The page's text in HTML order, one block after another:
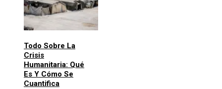
Todo Sobre La
Crisis
Humanitaria: Qué
Es Y Cómo Se
Cuantifica